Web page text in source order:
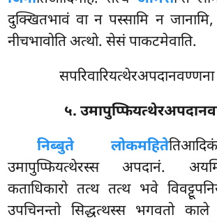
दुक्खितभावं वा न पस्सामि न जानामि,
नीचभावोति अत्थो. सेसं पाकटमेवाति.
सपरिवारियत्थेरअपदानवण्णना
५.
निब्बुते लोकमहिते
उमापुप्फियत्थेरस्स अपदानं.
कताधिकारो तत्थ तत्थ भवे
उपचिनन्तो सिद्धत्थस्स भगवतो काले